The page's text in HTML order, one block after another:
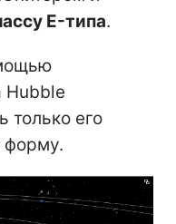
E-типа.
Hubble
только его
форму.